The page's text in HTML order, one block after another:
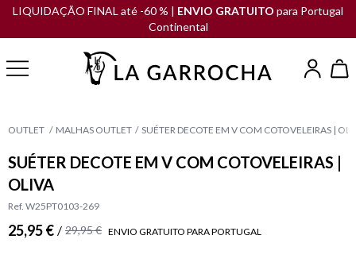
LIQUIDAÇÃO FINAL até -60 % | ENVIO GRATUITO para Portugal
Continental
OUTLET MALHAS OUTLET SUÉTER DECOTE EM V COM COTOVELEIRAS |
SUÉTER DECOTE EM V COM COTOVELEIRAS |
OLIVA
Ref. W25PT0103-269
25,95 € / 29,95 € ENVIO GRATUITO PARA PORTUGAL